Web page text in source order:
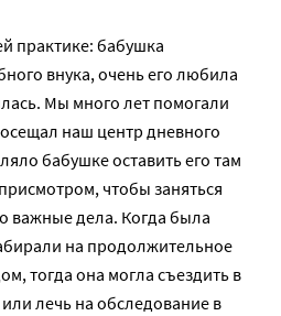
практике: бабушка
внука, очень его любила
Мы много лет помогали
наш центр дневного
бабушке оставить его там
чтобы заняться
важные дела. Когда была
на продолжительное
тогда она могла съездить в
лечь на обследование в